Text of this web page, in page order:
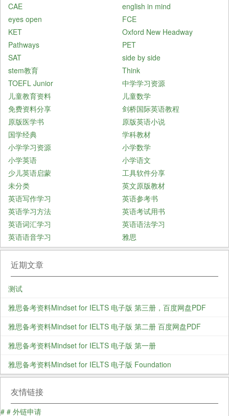
CAE
english in mind
eyes open
FCE
KET
Oxford New Headway
Pathways
PET
SAT
side by side
stem教育
Think
TOEFL Junior
中学学习资源
儿童教育资料
儿童数学
免费资料分享
剑桥国际英语教程
原版医学书
原版英语小说
国学经典
学科教材
小学学习资源
小学数学
小学英语
小学语文
少儿英语启蒙
工具软件分享
未分类
英文原版教材
英语写作学习
英语参考书
英语学习方法
英语考试用书
英语词汇学习
英语语法学习
英语语音学习
雅思
近期文章
测试
雅思备考资料Mindset for IELTS 电子版 第三册，百度网盘PDF
雅思备考资料Mindset for IELTS 电子版 第二册 百度网盘PDF
雅思备考资料Mindset for IELTS 电子版 第一册
雅思备考资料Mindset for IELTS 电子版 Foundation
友情链接
# # 外链申请